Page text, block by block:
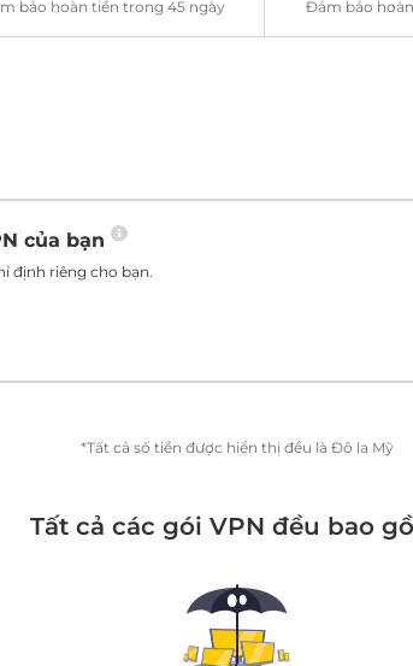
bảo hoàn tiền trong 45 ngày Đảm bảo
của bạn
định riêng cho bạn.
*Tất cả số tiền được hiển thị đều là Đô la Mỹ
Tất cả các gói VPN đều bao